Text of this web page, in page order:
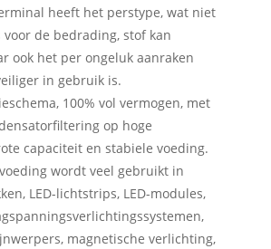
heeft het perstype, wat niet
de bedrading, stof kan
ook het per ongeluk aanraken
in gebruik is.
100% vol vermogen, met
op hoge
capaciteit en stabiele voeding.
wordt veel gebruikt in
LED-lichtstrips, LED-modules,
magnetische verlichting,